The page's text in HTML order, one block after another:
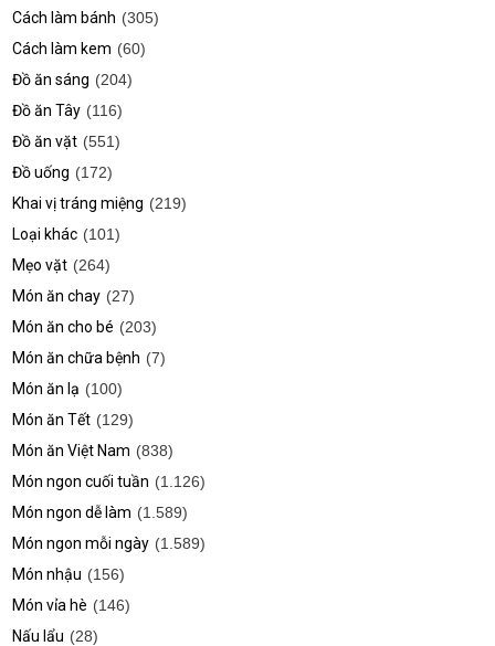
Cách làm bánh (305)
Cách làm kem (60)
Đồ ăn sáng (204)
Đồ ăn Tây (116)
Đồ ăn vặt (551)
Đồ uống (172)
Khai vị tráng miệng (219)
Loại khác (101)
Mẹo vặt (264)
Món ăn chay (27)
Món ăn cho bé (203)
Món ăn chữa bệnh (7)
Món ăn lạ (100)
Món ăn Tết (129)
Món ăn Việt Nam (838)
Món ngon cuối tuần (1.126)
Món ngon dễ làm (1.589)
Món ngon mỗi ngày (1.589)
Món nhậu (156)
Món vỉa hè (146)
Nấu lẩu (28)